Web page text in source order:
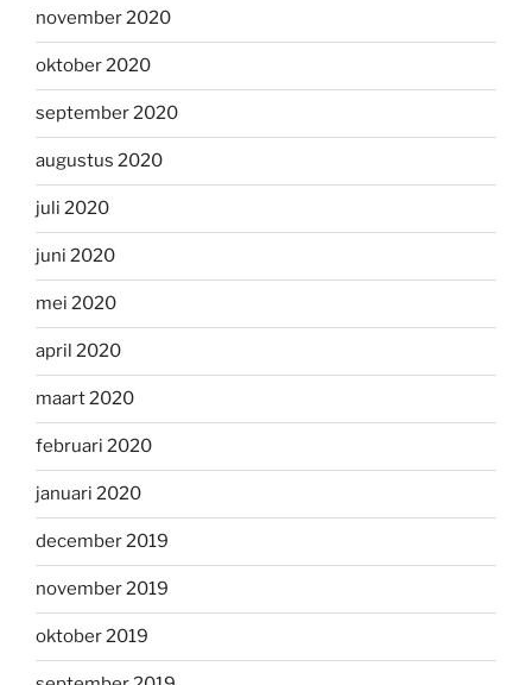
november 2020
oktober 2020
september 2020
augustus 2020
juli 2020
juni 2020
mei 2020
april 2020
maart 2020
februari 2020
januari 2020
december 2019
november 2019
oktober 2019